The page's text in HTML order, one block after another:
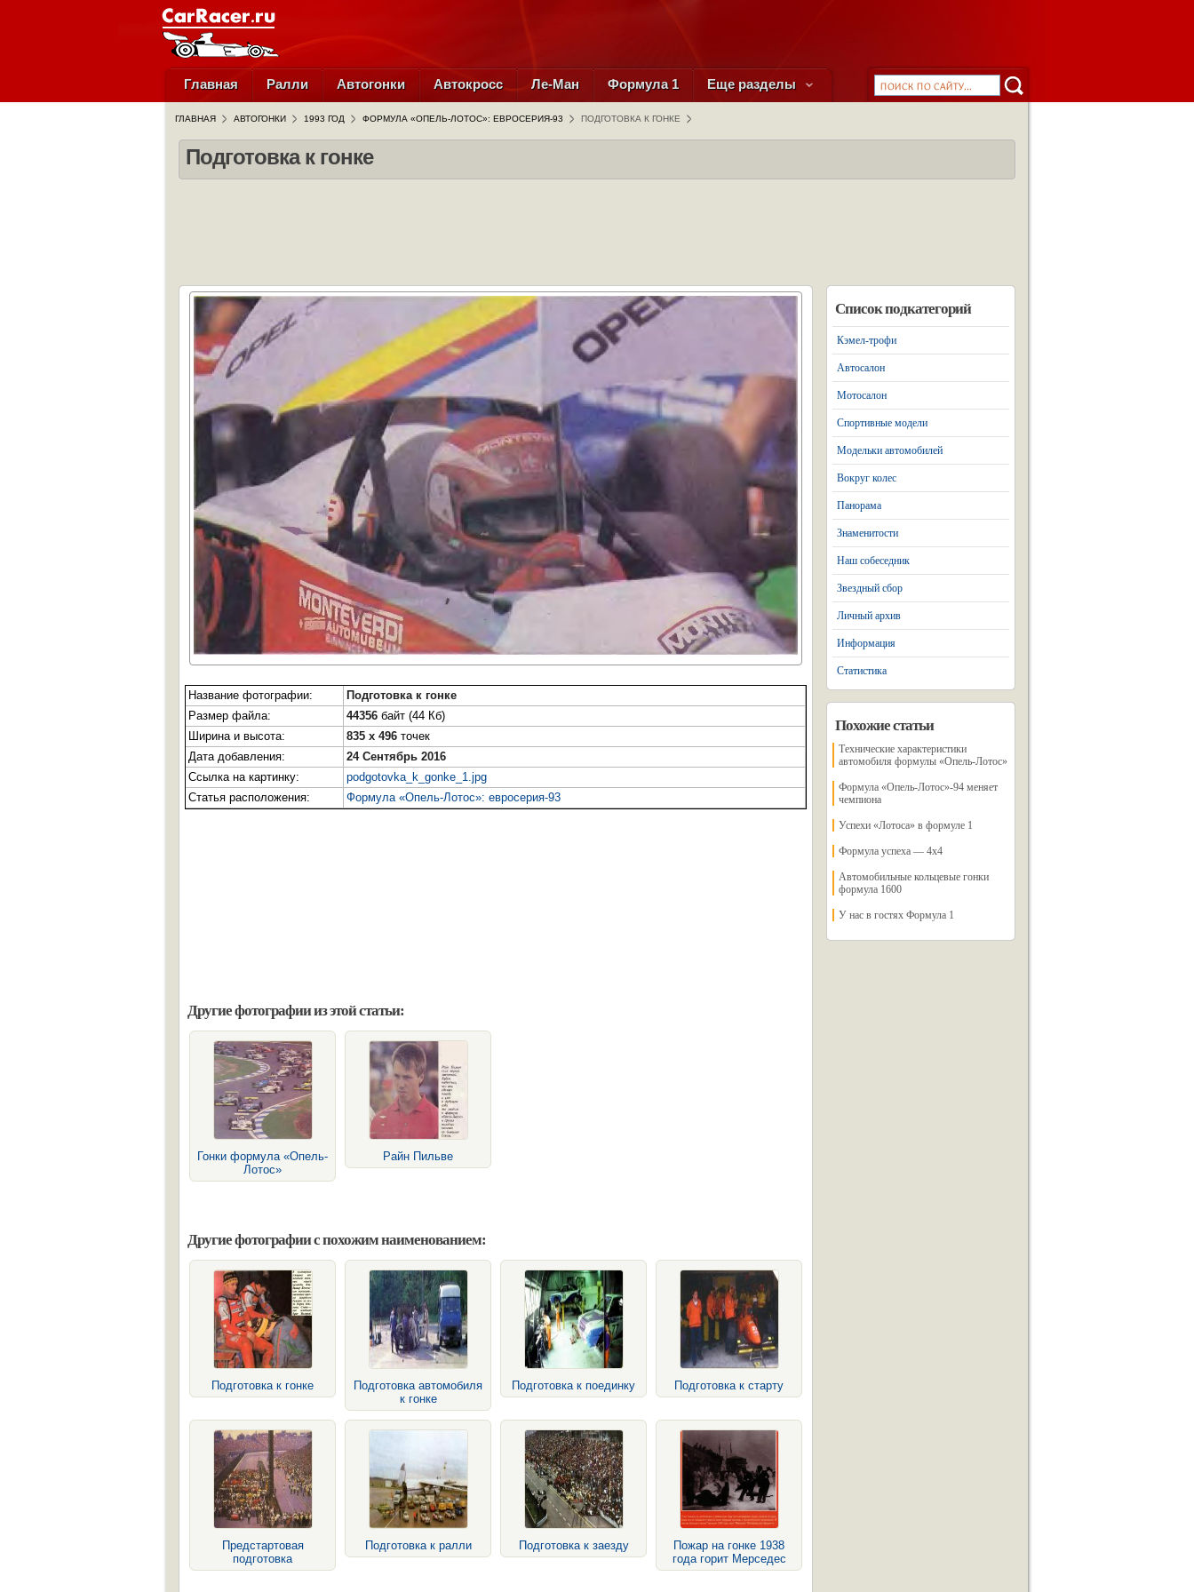
Главная Ралли Автогонки Автокросс Ле-Ман Формула 1 Еще разделы
ГЛАВНАЯ АВТОГОНКИ 1993 ГОД ФОРМУЛА «ОПЕЛЬ-ЛОТОС»: ЕВРОСЕРИЯ-93 ПОДГОТОВКА К ГОНКЕ
Подготовка к гонке
Название фотографии:
Подготовка к гонке
Размер файла:
44356 байт (44 Кб)
Ширина и высота:
835 x 496 точек
Дата добавления:
24 Сентябрь 2016
Ссылка на картинку:
podgotovka_k_gonke_1.jpg
Статья расположения:
Формула «Опель-Лотос»: евросерия-93
Другие фотографии из этой статьи:
Гонки формула «Опель-
Лотос»
Райн Пильве
Другие фотографии с похожим наименованием:
Подготовка к гонке
Подготовка автомобиля
к гонке
Подготовка к поединку Подготовка к старту
Предстартовая
подготовка
Подготовка к ралли Подготовка к заезду
Пожар на гонке 1938
года горит Мерседес
Список подкатегорий
Кэмел-трофи
Автосалон
Мотосалон
Спортивные модели
Модельки автомобилей
Вокруг колес
Панорама
Знаменитости
Наш собеседник
Звездный сбор
Личный архив
Информация
Статистика
Похожие статьи
Технические характеристики
автомобиля формулы «Опель-Лотос»
Формула «Опель-Лотос»-94 меняет
чемпиона
Успехи «Лотоса» в формуле 1
Формула успеха — 4х4
Автомобильные кольцевые гонки
формула 1600
У нас в гостях Формула 1